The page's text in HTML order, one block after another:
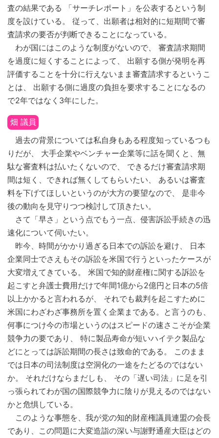
査の結果である 「サーチレポート」を公表するという制
度を設けている。 従って、出願者は相対的に短期間で審
査請求の要否が判断できることになっている。
わが国にはこのような制度がないので、 審査請求期間
を過度に短くすることによって、 出願する側が発明を再
評価することを十分に行えないまま審査請求するというこ
とは、 出願する側に過度の負担を要求することになるの
で2年ではなく3年にした。
畑 議員
過去の背景については私自身もある程度知っているつも
りだが、 大手企業やベンチャー企業等に話を聞くと、無
駄な審査料は払いたくないので、 できるだけ審査請求期
間は短く、できれば無くしてもらいたい、 あるいは審査
料を下げてほしいというのが大方の要望なので、 是非今
後の動向を見守りつつ検討して頂きたい。
さて「早さ」という点でもう一点、侵害訴訟手続きの迅
速化について伺いたい。
昨今、時間がかかり過ぎる日本での訴訟を避け、 日本
企業同士でさえもその訴訟を米国で行うといったケースが
大変増えてきている。 米国で知的財産権に関する訴訟を
起こすと弁護士費用だけで年間1億から2億円と日本の5倍
以上かかると言われるが、 それでも裁判を起こすために
米国にわざわざ事務所を置く企業まである。と言うのも、
何事につけ今の市場というのはスピードの速さこそが企業
競争力の要であり、 特に製品寿命が短いハイテク製品な
どにとっては訴訟期間の長さは致命的である。 このまま
では日本の司法制度は空洞化の一途をたどるのではない
か。 それだけならまだしも、 その「遅い司法」に足を引
っ張られてわが国の国際競争力に陰りが見えるのではない
かと危惧している。
このような事態を、我が党の知的財産権議員連盟の会長
であり、この問題に大変造詣の深い与謝野通産大臣はどの